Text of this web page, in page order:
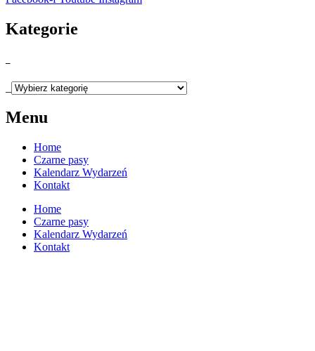
Kategorie
Menu
Home
Czarne pasy
Kalendarz Wydarzeń
Kontakt
Home
Czarne pasy
Kalendarz Wydarzeń
Kontakt